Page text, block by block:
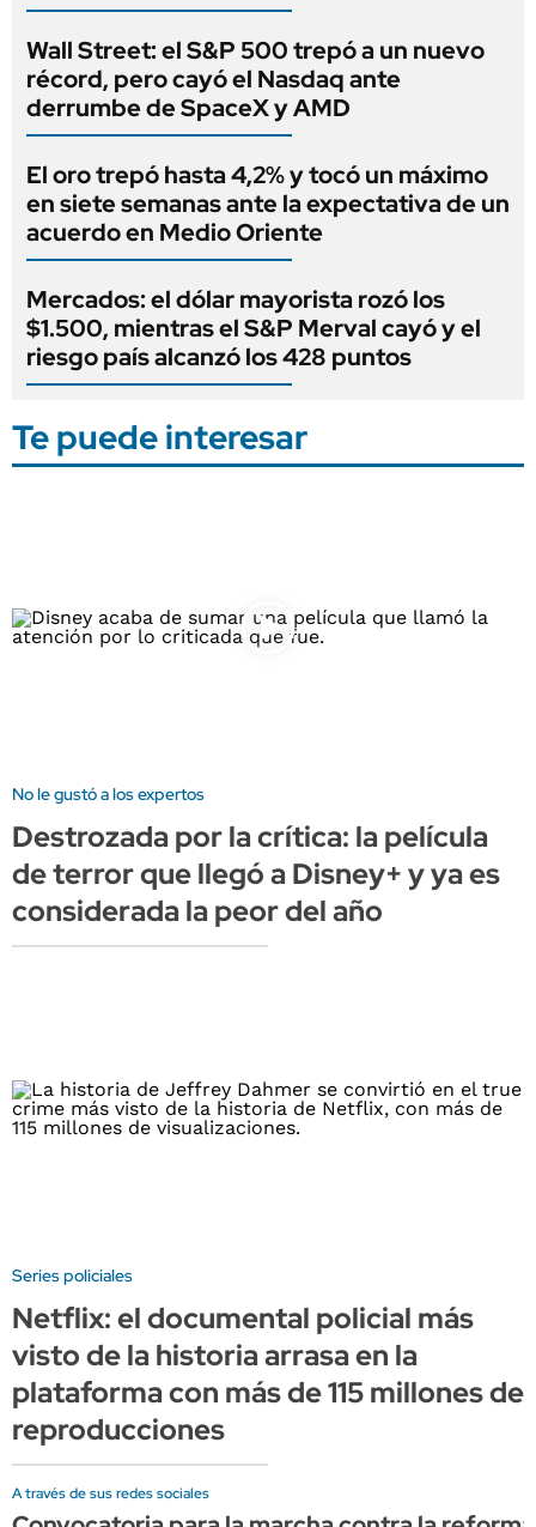
Wall Street: el S&P 500 trepó a un nuevo
récord, pero cayó el Nasdaq ante
derrumbe de SpaceX y AMD
El oro trepó hasta 4,2% y tocó un máximo
en siete semanas ante la expectativa de un
acuerdo en Medio Oriente
Mercados: el dólar mayorista rozó los
$1.500, mientras el S&P Merval cayó y el
riesgo país alcanzó los 428 puntos
Te puede interesar
No le gustó a los expertos
Destrozada por la crítica: la película
de terror que llegó a Disney+ y ya es
considerada la peor del año
Series policiales
Netflix: el documental policial más
visto de la historia arrasa en la
plataforma con más de 115 millones de
reproducciones
A través de sus redes sociales